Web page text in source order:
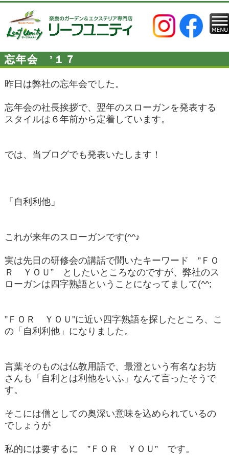
忘年会 ’１７
昨日は弊社の忘年会でした。
忘年会の社長挨拶で、翌年のスローガンを発表する
スタイルは６年前から定着しています。
では、当ブログでも発表いたします！
「自利利他」
これが来年のスローガンです(^^♪
実は先日の研修会の講話で聞いたキーワード ”ＦＯ
Ｒ ＹＯＵ” としたいところなのですが、弊社のス
ローガンは四字熟語ということになってまして(^^;
”ＦＯＲ ＹＯＵ”に近い四字熟語を探したところ、こ
の「自利利他」になりました。
言葉そのものは仏教用語で、最澄という有名なお坊
さんも「自利とは利他をいふ」なんて言ったそうで
す。
そこには僧としての奥深い意味を込められているの
でしょうが
私的には要するに ”ＦＯＲ ＹＯＵ” です。